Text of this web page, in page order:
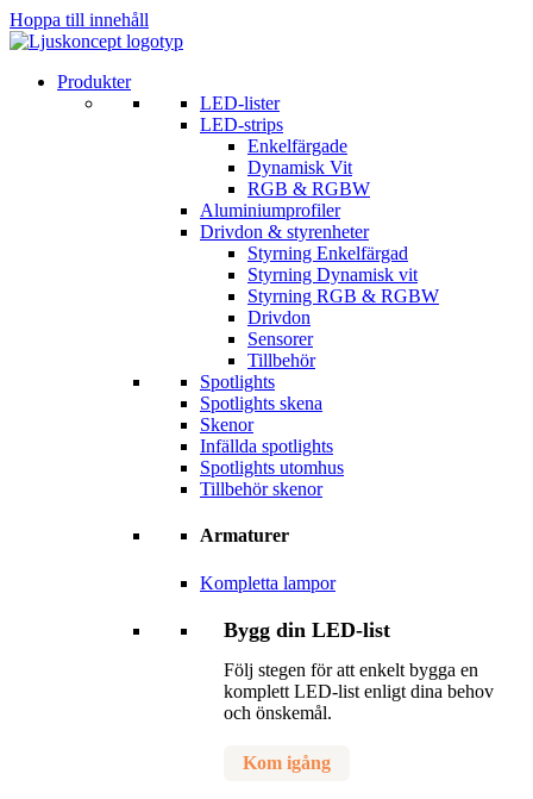
Hoppa till innehåll
Produkter
LED-lister
LED-strips
Enkelfärgade
Dynamisk Vit
RGB & RGBW
Aluminiumprofiler
Drivdon & styrenheter
Styrning Enkelfärgad
Styrning Dynamisk vit
Styrning RGB & RGBW
Drivdon
Sensorer
Tillbehör
Spotlights
Spotlights skena
Skenor
Infällda spotlights
Spotlights utomhus
Tillbehör skenor
Armaturer
Kompletta lampor
Bygg din LED-list
Följ stegen för att enkelt bygga en
komplett LED-list enligt dina behov
och önskemål.
Kom igång